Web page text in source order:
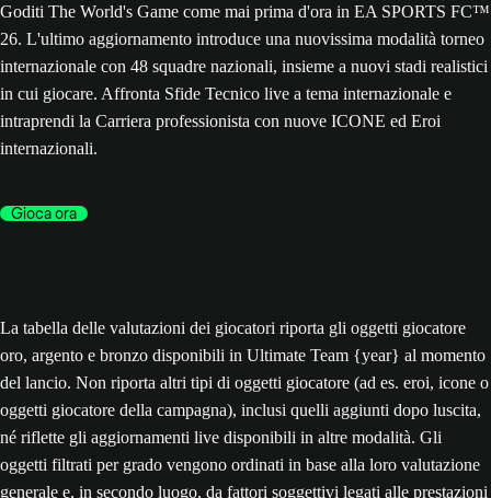
Goditi The World's Game come mai prima d'ora in EA SPORTS FC™
26. L'ultimo aggiornamento introduce una nuovissima modalità torneo
internazionale con 48 squadre nazionali, insieme a nuovi stadi realistici
in cui giocare. Affronta Sfide Tecnico live a tema internazionale e
intraprendi la Carriera professionista con nuove ICONE ed Eroi
internazionali.
Gioca ora
La tabella delle valutazioni dei giocatori riporta gli oggetti giocatore
oro, argento e bronzo disponibili in Ultimate Team {year} al momento
del lancio. Non riporta altri tipi di oggetti giocatore (ad es. eroi, icone o
oggetti giocatore della campagna), inclusi quelli aggiunti dopo luscita,
né riflette gli aggiornamenti live disponibili in altre modalità. Gli
oggetti filtrati per grado vengono ordinati in base alla loro valutazione
generale e, in secondo luogo, da fattori soggettivi legati alle prestazioni